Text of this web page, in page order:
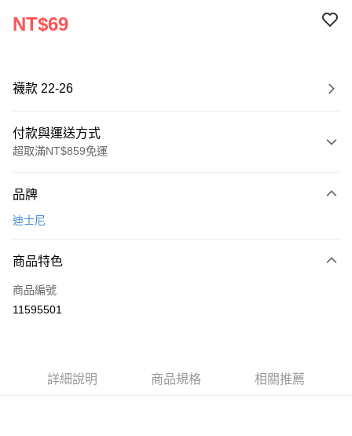
NT$69
襪款 22-26
付款與運送方式
超取滿NT$859免運
信用卡一次付款
LINE Pay
Apple Pay
ATM付款
品牌
迪士尼
商品特色
商品編號
11595501
詳細說明 商品規格 相關推薦